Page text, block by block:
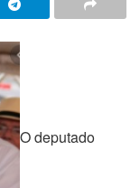
O deputado